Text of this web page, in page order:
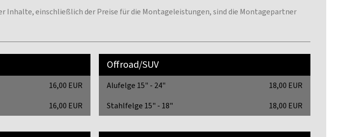
Inhalte, einschließlich der Preise für die Montageleistungen, sind die Montagepartner
16,00 EUR
16,00 EUR
Offroad/SUV
Alufelge 15" - 24"
18,00 EUR
Stahlfelge 15" - 18"
18,00 EUR